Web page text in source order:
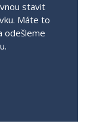
stavit
Máte to
odešleme